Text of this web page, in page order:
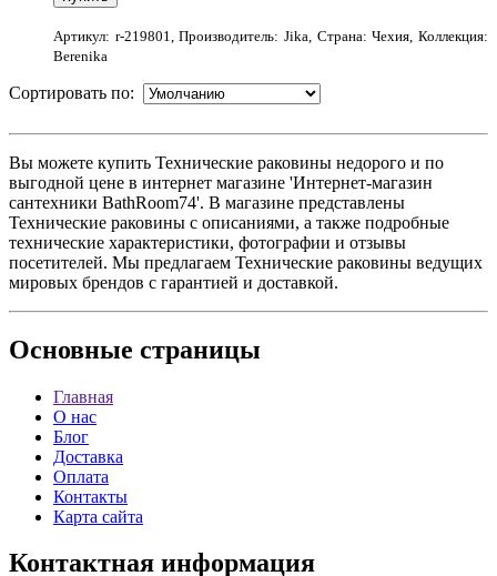
Артикул: r-219801, Производитель: Jika, Страна: Чехия, Коллекция:
Berenika
Сортировать по:
Вы можете купить Технические раковины недорого и по
выгодной цене в интернет магазине 'Интернет-магазин
сантехники BathRoom74'. В магазине представлены
Технические раковины с описаниями, а также подробные
технические характеристики, фотографии и отзывы
посетителей. Мы предлагаем Технические раковины ведущих
мировых брендов с гарантией и доставкой.
Основные страницы
Главная
О нас
Блог
Доставка
Оплата
Контакты
Карта сайта
Контактная информация